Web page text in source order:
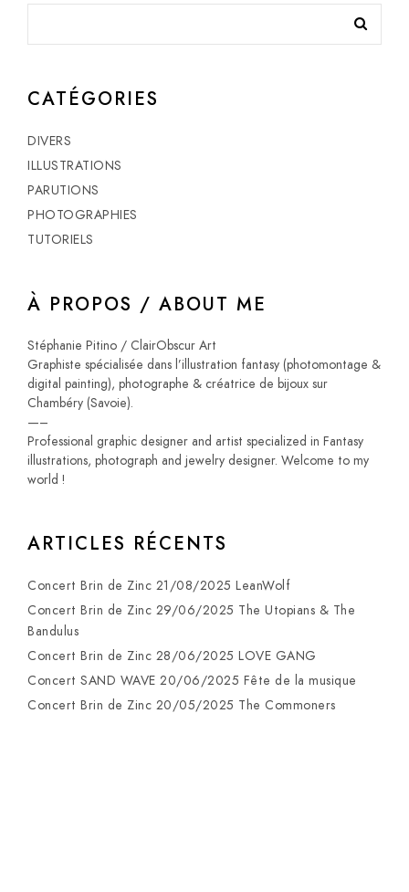
CATÉGORIES
DIVERS
ILLUSTRATIONS
PARUTIONS
PHOTOGRAPHIES
TUTORIELS
À PROPOS / ABOUT ME
Stéphanie Pitino / ClairObscur Art
Graphiste spécialisée dans l’illustration fantasy (photomontage &
digital painting), photographe & créatrice de bijoux sur
Chambéry (Savoie).
—–
Professional graphic designer and artist specialized in Fantasy
illustrations, photograph and jewelry designer. Welcome to my
world !
ARTICLES RÉCENTS
Concert Brin de Zinc 21/08/2025 LeanWolf
Concert Brin de Zinc 29/06/2025 The Utopians & The
Bandulus
Concert Brin de Zinc 28/06/2025 LOVE GANG
Concert SAND WAVE 20/06/2025 Fête de la musique
Concert Brin de Zinc 20/05/2025 The Commoners